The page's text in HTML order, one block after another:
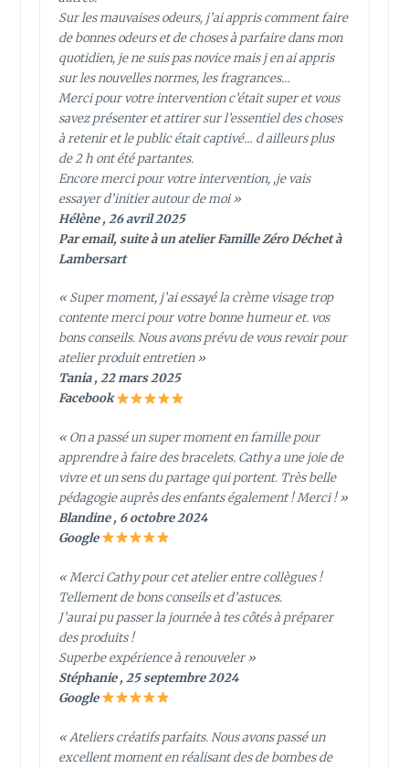
Sur les mauvaises odeurs, j’ai appris comment faire
de bonnes odeurs et de choses à parfaire dans mon
quotidien, je ne suis pas novice mais j en ai appris
sur les nouvelles normes, les fragrances…
Merci pour votre intervention c’était super et vous
savez présenter et attirer sur l’essentiel des choses
à retenir et le public était captivé… d ailleurs plus
de 2 h ont été partantes.
Encore merci pour votre intervention, ,je vais
essayer d’initier autour de moi »
Hélène , 26 avril 2025
Par email, suite à un atelier Famille Zéro Déchet à
Lambersart
« Super moment, j’ai essayé la crème visage trop
contente merci pour votre bonne humeur et. vos
bons conseils. Nous avons prévu de vous revoir pour
atelier produit entretien »
Tania , 22 mars 2025
Facebook
« On a passé un super moment en famille pour
apprendre à faire des bracelets. Cathy a une joie de
vivre et un sens du partage qui portent. Très belle
pédagogie auprès des enfants également ! Merci ! »
Blandine , 6 octobre 2024
Google
« Merci Cathy pour cet atelier entre collègues !
Tellement de bons conseils et d’astuces.
J’aurai pu passer la journée à tes côtés à préparer
des produits !
Superbe expérience à renouveler »
Stéphanie , 25 septembre 2024
Google
« Ateliers créatifs parfaits. Nous avons passé un
excellent moment en réalisant des de bombes de